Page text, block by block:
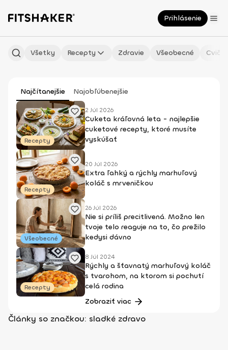
Prihlásenie
Všetky Recepty Zdravie Všeobecné
Najčítanejšie Najobľúbenejšie
Recepty
2 Júl 2026
Cuketa kráľovná leta - najlepšie
cuketové recepty, ktoré musíte
vyskúšať
Recepty
20 Júl 2026
Extra ľahký a rýchly marhuľový
koláč s mrveničkou
Všeobecné
26 Júl 2026
Nie si príliš precitlivená. Možno len
tvoje telo reaguje na to, čo prežilo
kedysi dávno
Recepty
8 Júl 2024
Rýchly a šťavnatý marhuľový koláč
s tvarohom, na ktorom si pochutí
celá rodina
Zobraziť viac
Články so značkou: sladké zdravo